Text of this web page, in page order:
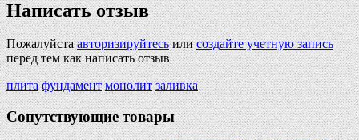
Написать отзыв
Пожалуйстаавторизируйтесьилисоздайте учетную запись
перед тем как написать отзыв
плита фундамент монолит заливка
Сопутствующие товары